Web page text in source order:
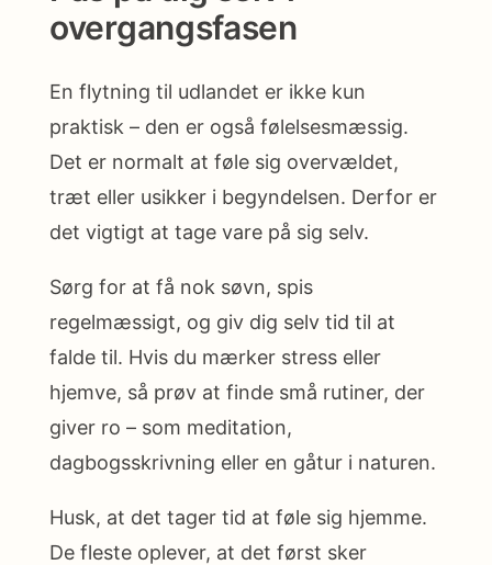
overgangsfasen
En flytning til udlandet er ikke kun
praktisk – den er også følelsesmæssig.
Det er normalt at føle sig overvældet,
træt eller usikker i begyndelsen. Derfor er
det vigtigt at tage vare på sig selv.
Sørg for at få nok søvn, spis
regelmæssigt, og giv dig selv tid til at
falde til. Hvis du mærker stress eller
hjemve, så prøv at finde små rutiner, der
giver ro – som meditation,
dagbogsskrivning eller en gåtur i naturen.
Husk, at det tager tid at føle sig hjemme.
De fleste oplever, at det først sker